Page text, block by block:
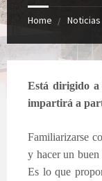
Home Noticias
Está dirigido a
impartirá a
Familiarizarse
y hacer un
Es lo que